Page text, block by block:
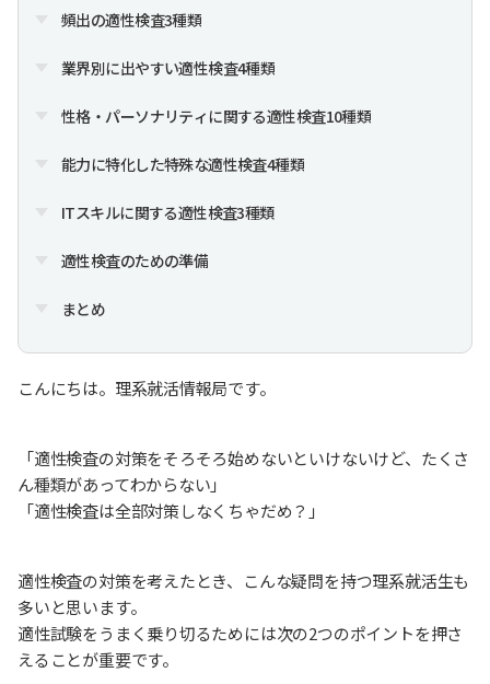
頻出の適性検査3種類
業界別に出やすい適性検査4種類
性格・パーソナリティに関する適性検査10種類
能力に特化した特殊な適性検査4種類
ITスキルに関する適性検査3種類
適性検査のための準備
まとめ
こんにちは。理系就活情報局です。
「適性検査の対策をそろそろ始めないといけないけど、たくさ
ん種類があってわからない」
「適性検査は全部対策しなくちゃだめ？」
適性検査の対策を考えたとき、こんな疑問を持つ理系就活生も
多いと思います。
適性試験をうまく乗り切るためには次の2つのポイントを押さ
えることが重要です。